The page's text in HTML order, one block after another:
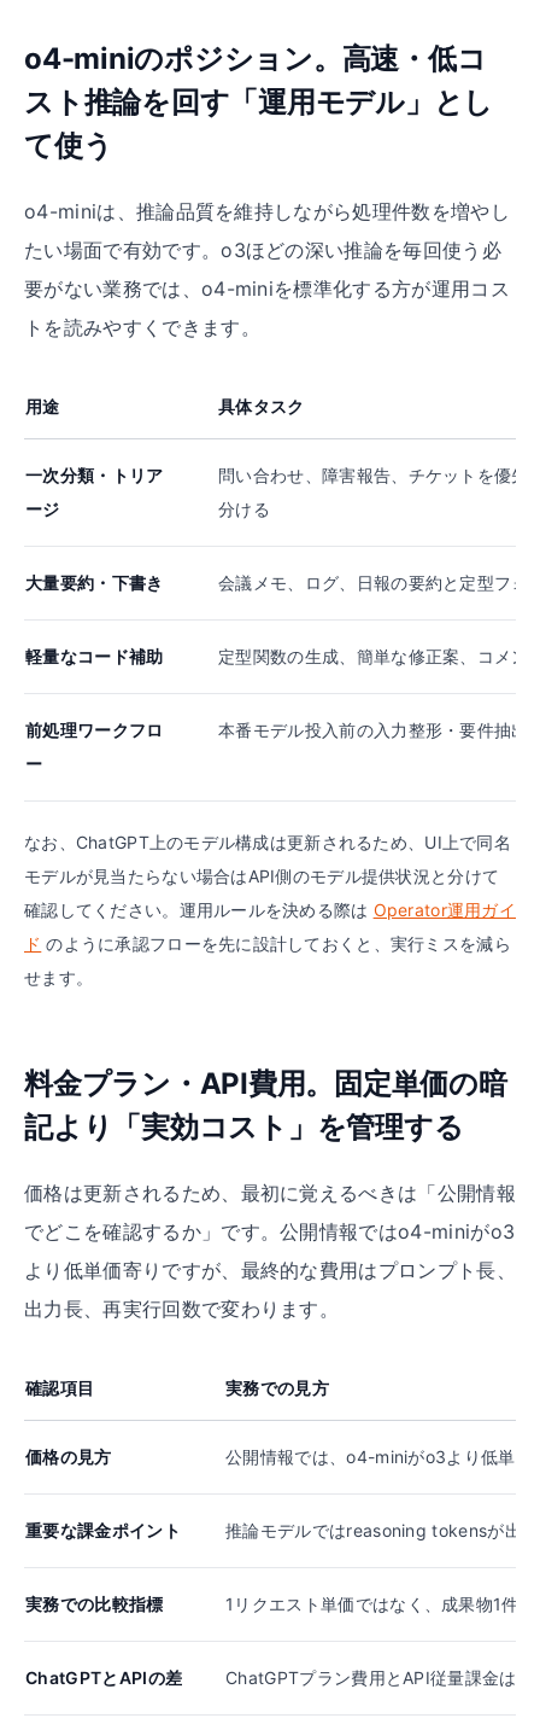
o4-miniのポジション。高速・低コ
スト推論を回す「運用モデル」とし
て使う
o4-miniは、推論品質を維持しながら処理件数を増やし
たい場面で有効です。o3ほどの深い推論を毎回使う必
要がない業務では、o4-miniを標準化する方が運用コス
トを読みやすくできます。
用途 具体タスク
一次分類・トリア
ージ
問い合わせ、障害報告、チケットを優先
分ける
大量要約・下書き 会議メモ、ログ、日報の要約と定型フォ
軽量なコード補助 定型関数の生成、簡単な修正案、コメン
前処理ワークフロ
ー
本番モデル投入前の入力整形・要件抽出
なお、ChatGPT上のモデル構成は更新されるため、UI上で同名
モデルが見当たらない場合はAPI側のモデル提供状況と分けて
確認してください。運用ルールを決める際は Operator運用ガイ
ド のように承認フローを先に設計しておくと、実行ミスを減ら
せます。
料金プラン・API費用。固定単価の暗
記より「実効コスト」を管理する
価格は更新されるため、最初に覚えるべきは「公開情報
でどこを確認するか」です。公開情報ではo4-miniがo3
より低単価寄りですが、最終的な費用はプロンプト長、
出力長、再実行回数で変わります。
確認項目 実務での見方
価格の見方 公開情報では、o4-miniがo3より低単
重要な課金ポイント 推論モデルではreasoning tokensが出
実務での比較指標 1リクエスト単価ではなく、成果物1件
ChatGPTとAPIの差 ChatGPTプラン費用とAPI従量課金は